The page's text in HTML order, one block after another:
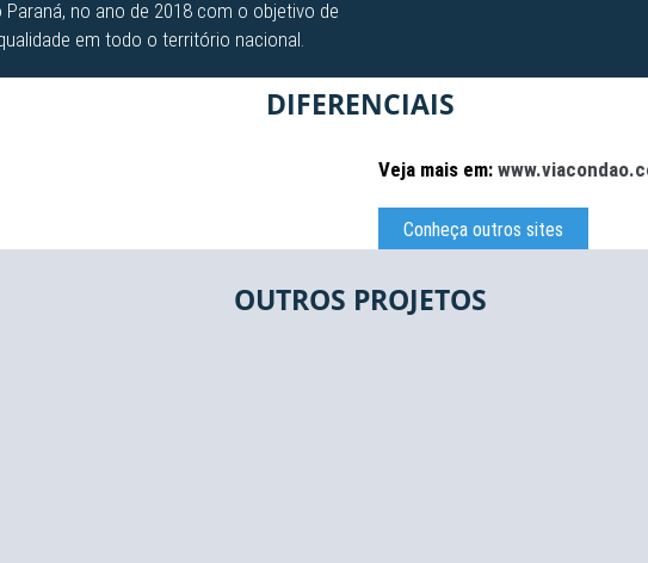
no ano de 2018 com o objetivo de
em todo o território nacional.
DIFERENCIAIS
Veja mais em:
Conheça outros sites
OUTROS PROJETOS